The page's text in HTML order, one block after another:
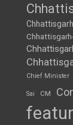
Chief Minister
Sai CM